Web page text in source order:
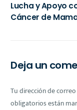
Lucha y Apoyo
Cáncer de
Comunitaria
Deja un
Tu dirección de
obligatorios están